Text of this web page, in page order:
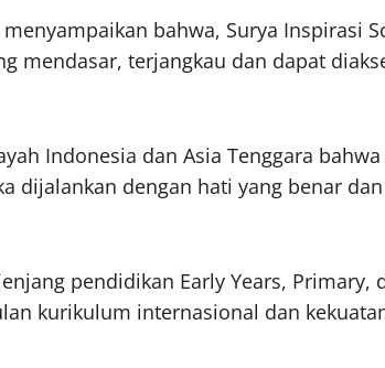
bahwa, Surya Inspirasi
mendasar, terjangkau dan dapat
Indonesia dan Asia Tenggara
dijalankan dengan hati yang benar
pendidikan Early Years, Primary,
kurikulum internasional dan